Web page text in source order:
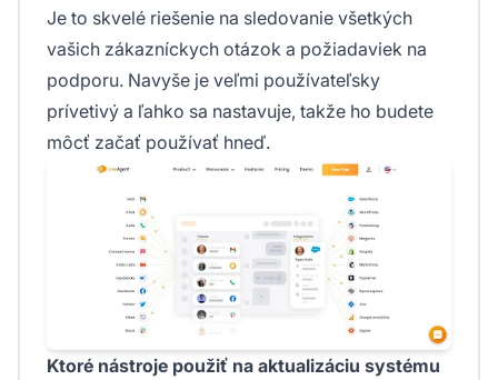
Je to skvelé riešenie na sledovanie všetkých
vašich zákazníckych otázok a požiadaviek na
podporu. Navyše je veľmi používateľsky
prívetivý a ľahko sa nastavuje, takže ho budete
môcť začať používať hneď.
Ktoré nástroje použiť na aktualizáciu systému